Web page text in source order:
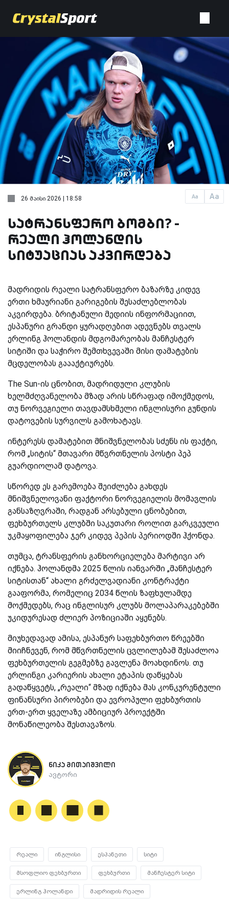
Aa Aa
26 მაისი 2026 | 18:58
სატრანსფერო ბომბი? -
რეალი ჰოლანდის
სიტუაციას აკვირდება
მადრიდის რეალი სატრანსფერო ბაზარზე კიდევ
ერთი ხმაურიანი გარიგების შესაძლებლობას
აკვირდება. ბრიტანული მედიის ინფორმაციით,
ესპანური გრანდი ყურადღებით ადევნებს თვალს
ერლინგ ჰოლანდის მდგომარეობას მანჩესტერ
სიტიში და საჭირო შემთხვევაში მისი დამატების
მცდელობას გაააქტიურებს.
The Sun-ის ცნობით, მადრიდული კლუბის
ხელმძღვანელობა მზად არის სწრაფად იმოქმედოს,
თუ ნორვეგიელი თავდამსხმელი ინგლისური გუნდის
დატოვების სურვილს გამოხატავს.
ინტერესს დამატებით მნიშვნელობას სძენს ის ფაქტი,
რომ „სიტის“ მთავარი მწვრთნელის პოსტი პეპ
გუარდიოლამ დატოვა.
სწორედ ეს გარემოება შეიძლება გახდეს
მნიშვნელოვანი ფაქტორი ნორვეგიელის მომავლის
განსაზღვრაში, რადგან არსებული ცნობებით,
ფეხბურთელს კლუბში საკუთარი როლით გარკვეული
უკმაყოფილება ჯერ კიდევ პეპის პერიოდში ჰქონდა.
თუმცა, ტრანსფერის განხორციელება მარტივი არ
იქნება. ჰოლანდმა 2025 წლის იანვარში „მანჩესტერ
სიტისთან“ ახალი გრძელვადიანი კონტრაქტი
გააფორმა, რომელიც 2034 წლის ზაფხულამდე
მოქმედებს, რაც ინგლისურ კლუბს მოლაპარაკებებში
უკიდურესად ძლიერ პოზიციაში აყენებს.
მიუხედავად ამისა, ესპანურ საფეხბურთო წრეებში
მიიჩნევენ, რომ მწვრთნელის ცვლილებამ შესაძლოა
ფეხბურთელის გეგმებზე გავლენა მოახდინოს. თუ
ერლინგი კარიერის ახალი ეტაპის დაწყებას
გადაწყვეტს, „რეალი“ მზად იქნება მას კონკურენტული
ფინანსური პირობები და ევროპული ფეხბურთის
ერთ-ერთ ყველაზე ამბიციურ პროექტში
მონაწილეობა შესთავაზოს.
ნიკა მითაიშვილი
ავტორი
რეალი ინგლისი ესპანეთი სიტი
მსოფლიო ფეხბურთი ფეხბურთი მანჩესტერ სიტი
ერლინგ ჰოლანდი მადრიდის რეალი